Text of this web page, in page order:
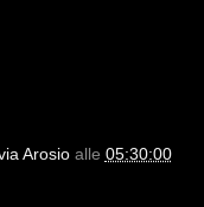
Arosio alle 05:30:00